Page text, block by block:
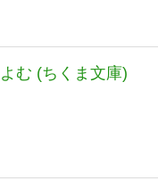
む (ちくま文庫)